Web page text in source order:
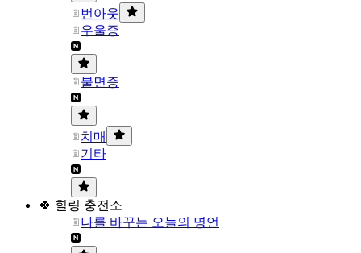
번아웃
우울증
불면증
치매
기타
🍀 힐링 충전소
나를 바꾸는 오늘의 명언